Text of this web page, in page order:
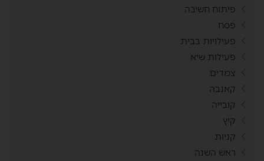
פיתוח חשיבה
פסח
פעילויות בבית
פעילות שיא
צמדים
קאנבה
קובייה
קיץ
קניות
ראש השנה